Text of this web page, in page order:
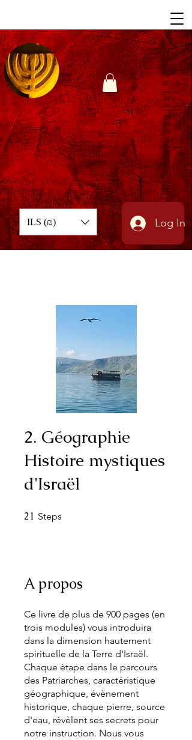
ILS (₪) Log In
2. Géographie
Histoire mystiques
d'Israël
21 Steps
A propos
Ce livre de plus de 900 pages (en
trois modules) vous introduira
dans la dimension hautement
spirituelle de la Terre d'Israël.
Chaque étape dans le parcours
des Patriarches, caractéristique
géographique, évènement
historique, chaque pierre, source
d'eau, révèlent ses secrets pour
notre instruction. Nous vous